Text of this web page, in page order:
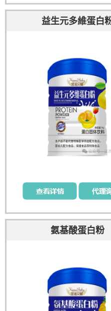
益生元多維蛋白
氨基酸蛋白粉